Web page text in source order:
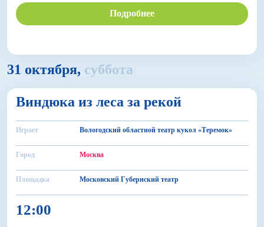
Подробнее
31 октября, суббота
0+
Виндюка из леса за рекой
Играет Вологодский областной театр кукол «Теремок»
Город Москва
Площадка Московский Губернский театр
12:00